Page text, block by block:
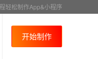
轻松制作App&小程序
开始制作